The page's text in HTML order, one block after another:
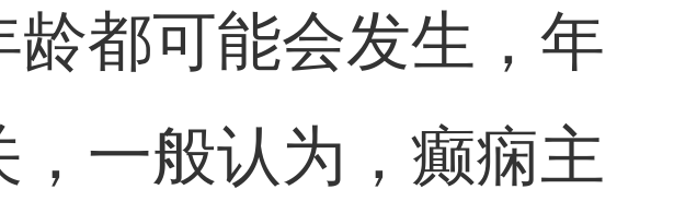
都可能会发生，年
一般认为，癫痫主